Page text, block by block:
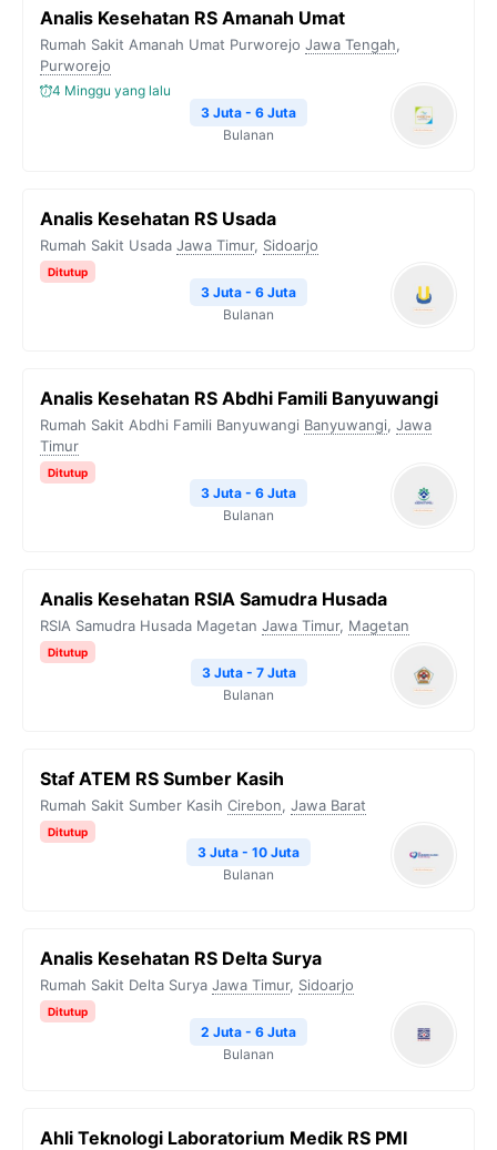
Analis Kesehatan RS Amanah Umat
Rumah Sakit Amanah Umat Purworejo Jawa Tengah,
Purworejo
4 Minggu yang lalu
3 Juta - 6 Juta
Bulanan
Analis Kesehatan RS Usada
Rumah Sakit Usada Jawa Timur, Sidoarjo
Ditutup
3 Juta - 6 Juta
Bulanan
Analis Kesehatan RS Abdhi Famili Banyuwangi
Rumah Sakit Abdhi Famili Banyuwangi Banyuwangi, Jawa
Timur
Ditutup
3 Juta - 6 Juta
Bulanan
Analis Kesehatan RSIA Samudra Husada
RSIA Samudra Husada Magetan Jawa Timur, Magetan
Ditutup
3 Juta - 7 Juta
Bulanan
Staf ATEM RS Sumber Kasih
Rumah Sakit Sumber Kasih Cirebon, Jawa Barat
Ditutup
3 Juta - 10 Juta
Bulanan
Analis Kesehatan RS Delta Surya
Rumah Sakit Delta Surya Jawa Timur, Sidoarjo
Ditutup
2 Juta - 6 Juta
Bulanan
Ahli Teknologi Laboratorium Medik RS PMI